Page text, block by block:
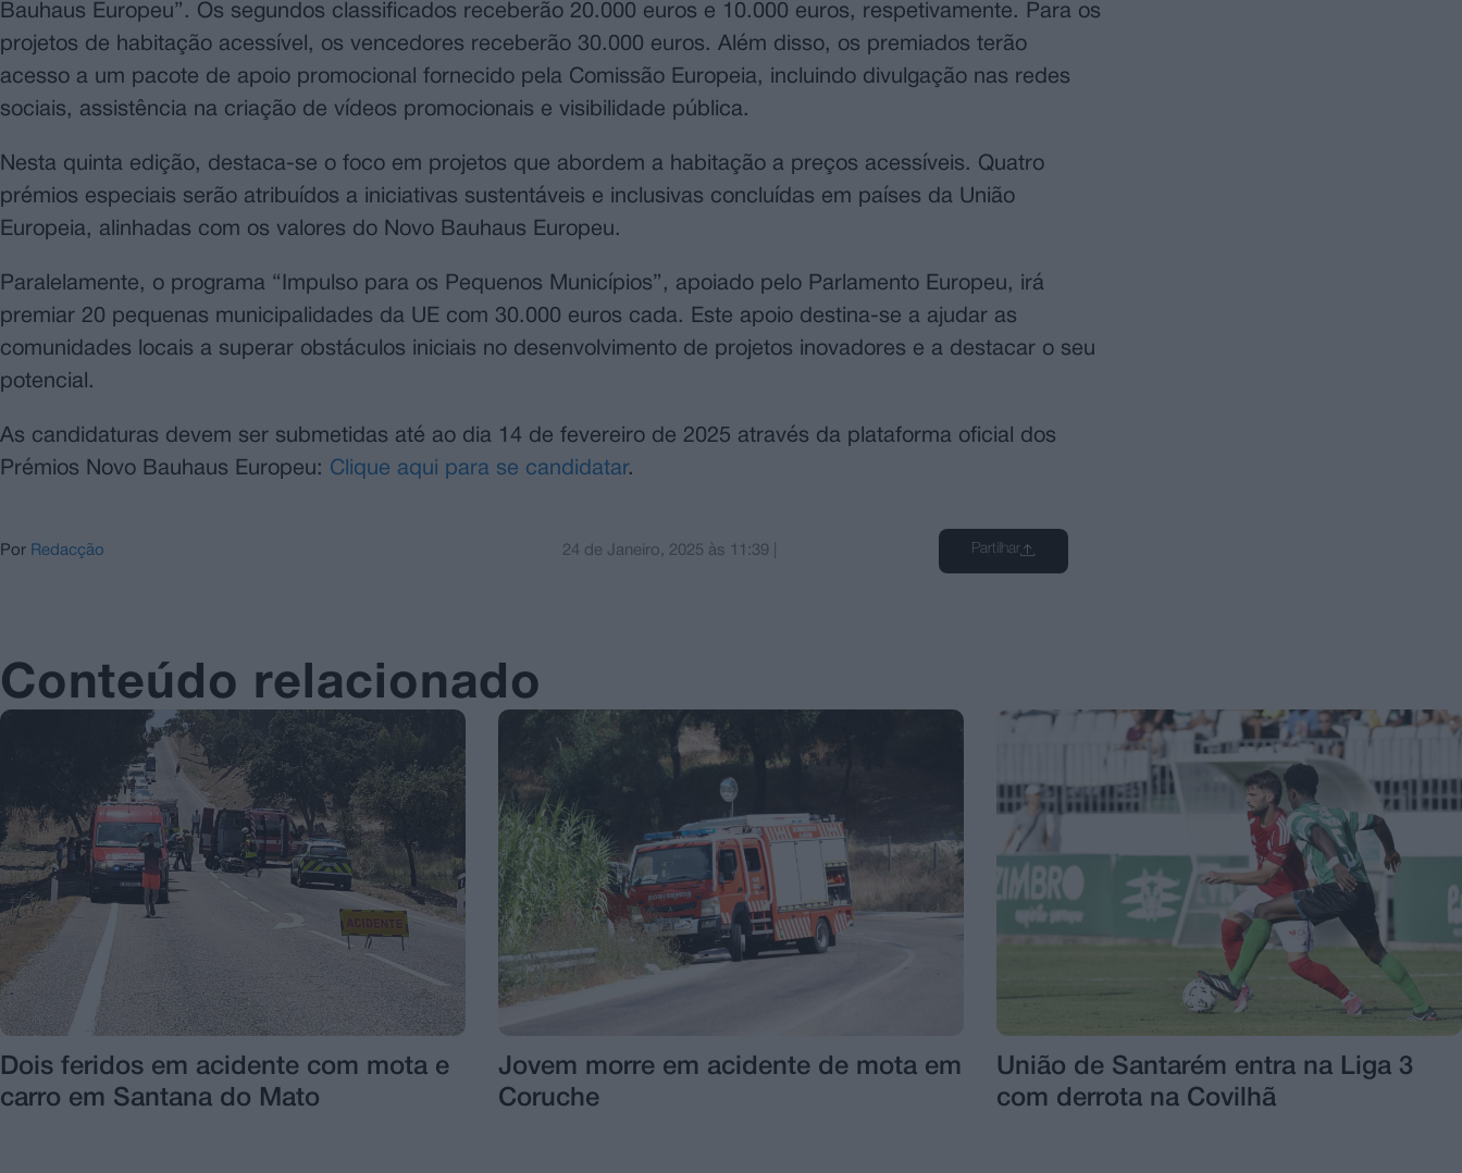
Bauhaus Europeu”. Os segundos classificados receberão 20.000 euros e 10.000 euros, respetivamente. Para os
projetos de habitação acessível, os vencedores receberão 30.000 euros. Além disso, os premiados terão
acesso a um pacote de apoio promocional fornecido pela Comissão Europeia, incluindo divulgação nas redes
sociais, assistência na criação de vídeos promocionais e visibilidade pública.
Nesta quinta edição, destaca-se o foco em projetos que abordem a habitação a preços acessíveis. Quatro
prémios especiais serão atribuídos a iniciativas sustentáveis e inclusivas concluídas em países da União
Europeia, alinhadas com os valores do Novo Bauhaus Europeu.
Paralelamente, o programa “Impulso para os Pequenos Municípios”, apoiado pelo Parlamento Europeu, irá
premiar 20 pequenas municipalidades da UE com 30.000 euros cada. Este apoio destina-se a ajudar as
comunidades locais a superar obstáculos iniciais no desenvolvimento de projetos inovadores e a destacar o seu
potencial.
As candidaturas devem ser submetidas até ao dia 14 de fevereiro de 2025 através da plataforma oficial dos
Prémios Novo Bauhaus Europeu: Clique aqui para se candidatar.
Por Redacção 24 de Janeiro, 2025 às 11:39 Partilhar
Conteúdo relacionado
Dois feridos em acidente com mota e
carro em Santana do Mato
Jovem morre em acidente de mota em
Coruche
União de Santarém entra na Liga 3
com derrota na Covilhã